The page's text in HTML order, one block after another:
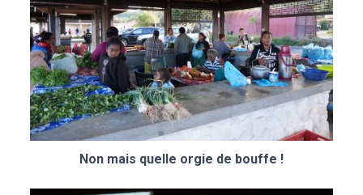
Non mais quelle orgie de bouffe !